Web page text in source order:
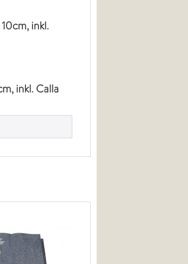
inkl.
inkl. Calla